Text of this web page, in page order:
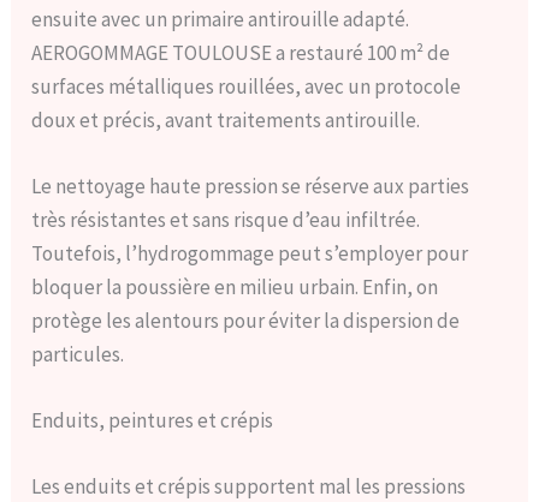
ensuite avec un primaire antirouille adapté.
AEROGOMMAGE TOULOUSE a restauré 100 m² de
surfaces métalliques rouillées, avec un protocole
doux et précis, avant traitements antirouille.
Le nettoyage haute pression se réserve aux parties
très résistantes et sans risque d’eau infiltrée.
Toutefois, l’hydrogommage peut s’employer pour
bloquer la poussière en milieu urbain. Enfin, on
protège les alentours pour éviter la dispersion de
particules.
Enduits, peintures et crépis
Les enduits et crépis supportent mal les pressions